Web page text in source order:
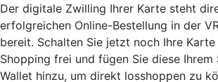
Der digitale Zwilling Ihrer Karte steht
erfolgreichen Online-Bestellung in der
bereit. Schalten Sie jetzt noch Ihre
Shopping frei und fügen Sie diese
Wallet hinzu, um direkt losshoppen zu